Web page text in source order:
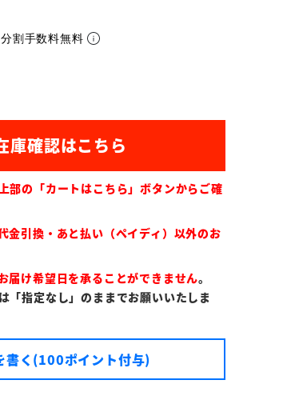
割手数料無料
上部の「カートはこちら」ボタンからご確
金引換・あと払い（ペイディ）以外のお
届け希望日を承ることができません。
「指定なし」のままでお願いいたしま
書く(100ポイント付与)